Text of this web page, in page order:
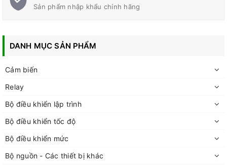
Sản phẩm nhập khẩu chính hãng
DANH MỤC SẢN PHẨM
Cảm biến
Relay
Bộ điều khiển lập trình
Bộ điều khiển tốc độ
Bộ điều khiển mức
Bộ nguồn - Các thiết bị khác